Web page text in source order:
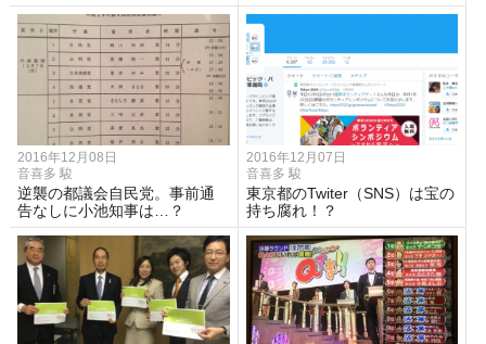
2016年12月08日
音喜多 駿
逆襲の都議会自民党。事前通
告なしに小池知事は…？
2016年12月07日
音喜多 駿
東京都のTwiter（SNS）は宝の
持ち腐れ！？